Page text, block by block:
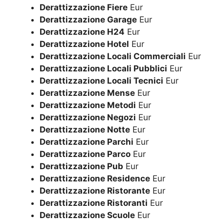
Derattizzazione Fiere Eur
Derattizzazione Garage Eur
Derattizzazione H24 Eur
Derattizzazione Hotel Eur
Derattizzazione Locali Commerciali Eur
Derattizzazione Locali Pubblici Eur
Derattizzazione Locali Tecnici Eur
Derattizzazione Mense Eur
Derattizzazione Metodi Eur
Derattizzazione Negozi Eur
Derattizzazione Notte Eur
Derattizzazione Parchi Eur
Derattizzazione Parco Eur
Derattizzazione Pub Eur
Derattizzazione Residence Eur
Derattizzazione Ristorante Eur
Derattizzazione Ristoranti Eur
Derattizzazione Scuole Eur